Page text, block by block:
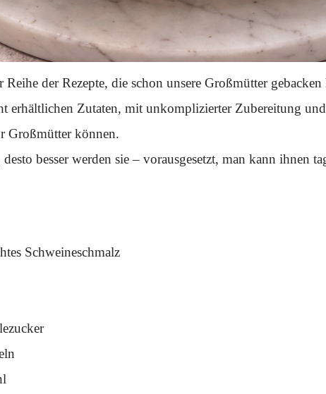
der Rezepte, die schon unsere Großmütter
erhältlichen Zutaten, mit unkomplizierter Zubereitung
Großmütter können.
desto besser werden sie – vorausgesetzt, man kann ihnen
Schweineschmalz